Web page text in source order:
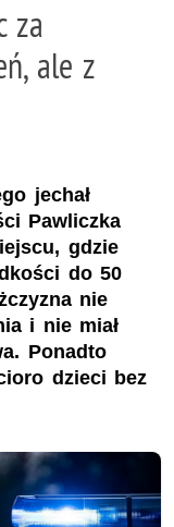
za
ale z
jechał
Pawliczka
gdzie
do 50
nie
i nie miał
Ponadto
dzieci bez